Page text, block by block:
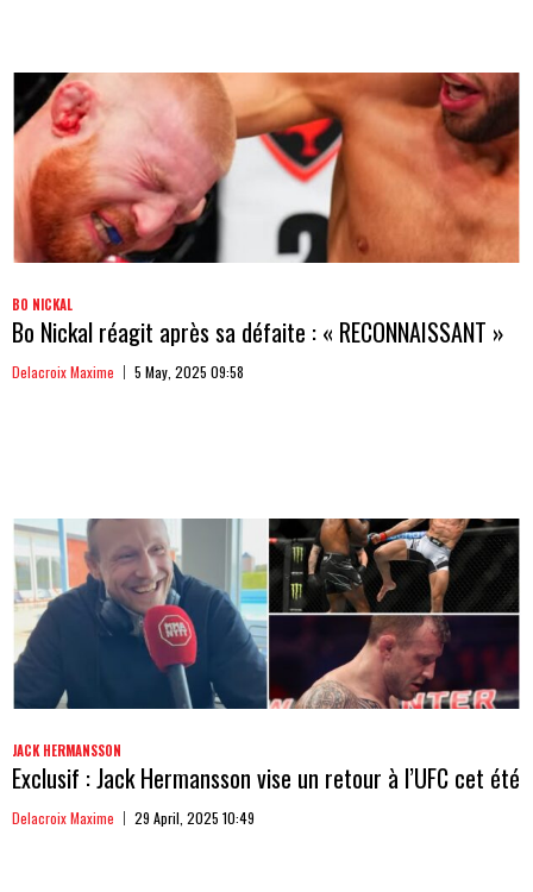
BO NICKAL
Bo Nickal réagit après sa défaite : « RECONNAISSANT »
Delacroix Maxime 5 May, 2025 09:58
JACK HERMANSSON
Exclusif : Jack Hermansson vise un retour à l’UFC cet été
Delacroix Maxime 29 April, 2025 10:49